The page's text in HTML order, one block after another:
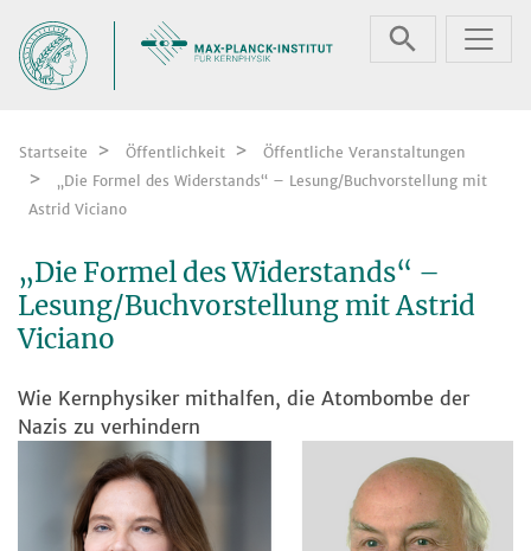
Startseite Öffentlichkeit
Öffentliche Veranstaltungen
„Die Formel des Widerstands“ – Lesung/Buchvorstellung mit
Astrid Viciano
„Die Formel des Widerstands“ –
Lesung/Buchvorstellung mit Astrid
Viciano
Wie Kernphysiker mithalfen, die Atombombe der
Nazis zu verhindern